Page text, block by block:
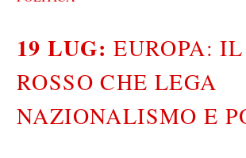
19 LUG:EUROPA:
ROSSO CHE LEGA
NAZIONALISMO E